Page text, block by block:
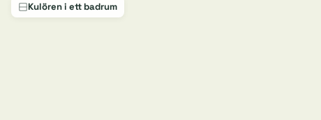
Kulören i ett badrum